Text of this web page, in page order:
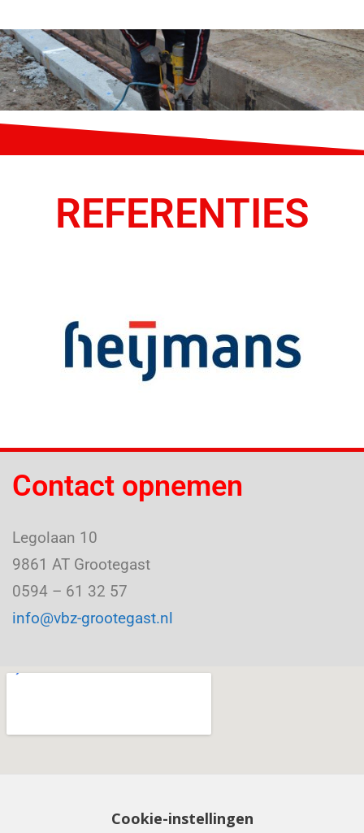
REFERENTIES
Contact opnemen
Legolaan 10
9861 AT Grootegast
0594 – 61 32 57
info@vbz-grootegast.nl
Cookie-instellingen